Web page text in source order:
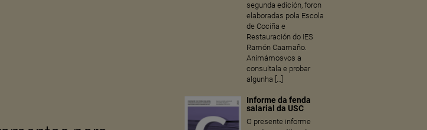
segunda edición, foron
elaboradas pola Escola
de Cociña e
Restauración do IES
Ramón Caamaño.
Animámosvos a
consultala e probar
algunha […]
Informe da fenda
salarial da USC
O presente informe